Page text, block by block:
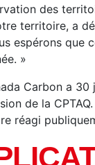
des
territoire, a
espérons que
»
Carbon a
de la CPTAQ.
réagi